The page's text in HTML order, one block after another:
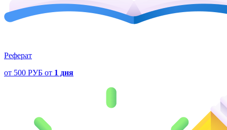
Реферат
от 500 РУБ от 1 дня